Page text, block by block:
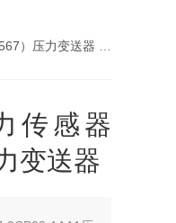
）压力变送器
传感器
变送器